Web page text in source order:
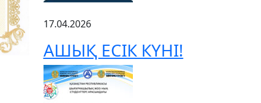
17.04.2026
АШЫҚ ЕСІК КҮНІ!